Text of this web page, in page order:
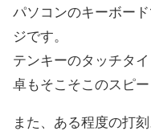
パソコンのキーボー
ジです。
テンキーのタッチタ
卓もそこそこのスピ
また、ある程度の打